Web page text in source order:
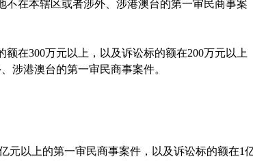
不在本辖区或者涉外、涉港澳台的第一审民商事案
额在300万元以上，以及诉讼标的额在200万元以上
涉港澳台的第一审民商事案件。
元以上的第一审民商事案件，以及诉讼标的额在1